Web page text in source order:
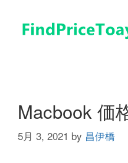
Macbook 価
5月 3, 2021 by 昌伊橋